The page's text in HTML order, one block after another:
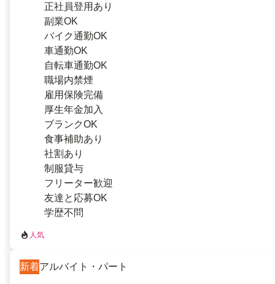
正社員登用あり
副業OK
バイク通勤OK
車通勤OK
自転車通勤OK
職場内禁煙
雇用保険完備
厚生年金加入
ブランクOK
食事補助あり
社割あり
制服貸与
フリーター歓迎
友達と応募OK
学歴不問
人気
新着アルバイト・パート